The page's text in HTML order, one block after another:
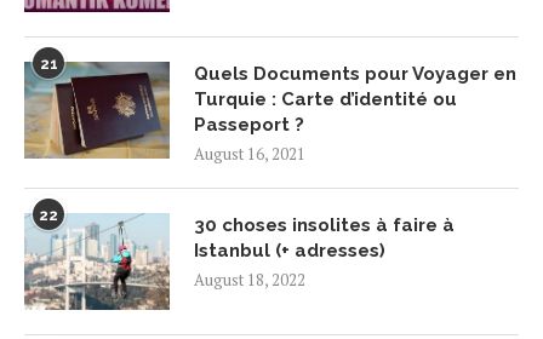
21
Quels Documents pour Voyager en
Turquie : Carte d’identité ou
Passeport ?
August 16, 2021
22
30 choses insolites à faire à
Istanbul (+ adresses)
August 18, 2022